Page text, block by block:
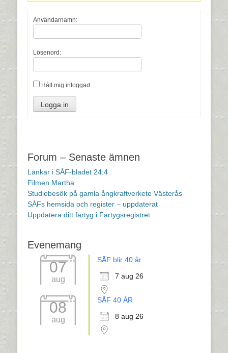
Användarnamn:
Lösenord:
Håll mig inloggad
Logga in
Forum – Senaste ämnen
Länkar i SÅF-bladet 24:4
Filmen Martha
Studiebesök på gamla ångkraftverkete Västerås
SÅFs hemsida och register – uppdaterat
Uppdatera ditt fartyg i Fartygsregistret
Evenemang
07
aug
SÅF blir 40 år
7 aug 26
08
aug
SÅF 40 ÅR
8 aug 26